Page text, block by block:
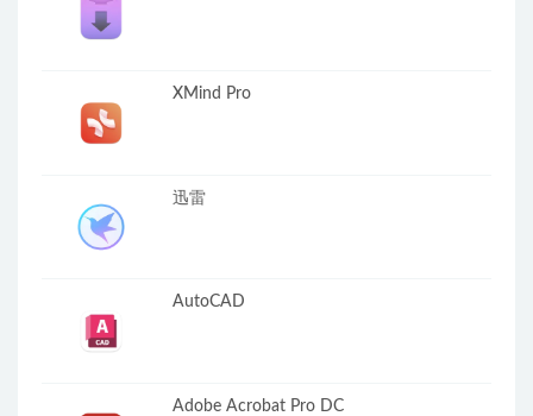
XMind Pro
迅雷
AutoCAD
Adobe Acrobat Pro DC